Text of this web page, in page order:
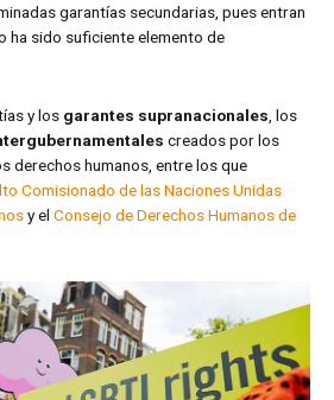
garantías secundarias, pues entran
ha sido suficiente elemento de
y los garantes supranacionales , los
creados por los
derechos humanos, entre los que
Comisionado de las Naciones Unidas
y el Consejo de Derechos Humanos de